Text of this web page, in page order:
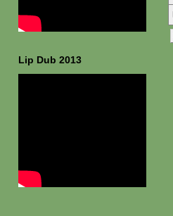
Lip Dub 2013